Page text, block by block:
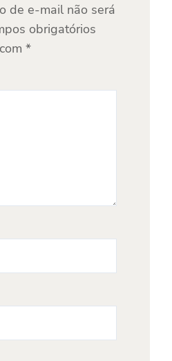
de e-mail não será
obrigatórios
*